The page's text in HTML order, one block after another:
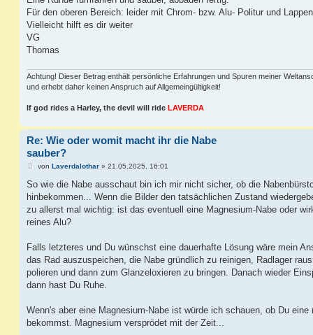
Für den oberen Bereich: leider mit Chrom- bzw. Alu- Politur und
Vielleicht hilft es dir weiter
VG
Thomas
Achtung! Dieser Betrag enthält persönliche Erfahrungen und Spuren meiner
und erhebt daher keinen Anspruch auf Allgemeingültigkeit!
If god rides a Harley, the devil will ride LAVERDA
Re: Wie oder womit macht ihr die Nabe
sauber?
B
i
r
a
von Laverdalothar» 21.05.2025, 16:01
So wie die Nabe ausschaut bin ich mir nicht sicher, ob die
hinbekommen... Wenn die Bilder den tatsächlichen Zustand
zu allerst mal wichtig: ist das eventuell eine Magnesium-Nabe oder
reines Alu?
Falls letzteres und Du wünschst eine dauerhafte Lösung wäre mein
das Rad auszuspeichen, die Nabe gründlich zu reinigen, Radlager
polieren und dann zum Glanzeloxieren zu bringen. Danach wieder
dann hast Du Ruhe.
Wenn's aber eine Magnesium-Nabe ist würde ich schauen, ob Du eine
bekommst. Magnesium versprödet mit der Zeit...